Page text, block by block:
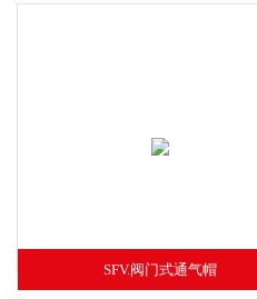
SFV.阀门式通气帽